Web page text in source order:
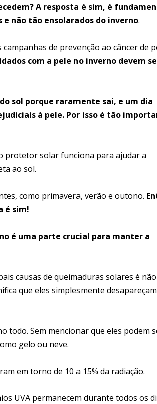
A resposta é sim, é
não tão ensolarados do inverno.
de prevenção ao câncer de
com a pele no inverno devem
sol porque raramente sai, e um dia
à pele. Por isso é tão
protetor solar funciona para ajudar a
ao sol.
como primavera, verão e outono.
é sim!
é uma parte crucial para manter a
causas de queimaduras solares é não
que eles simplesmente desapareçam
todo. Sem mencionar que eles podem
gelo ou neve.
em torno de 10 a 15% da radiação.
UVA permanecem durante todos os